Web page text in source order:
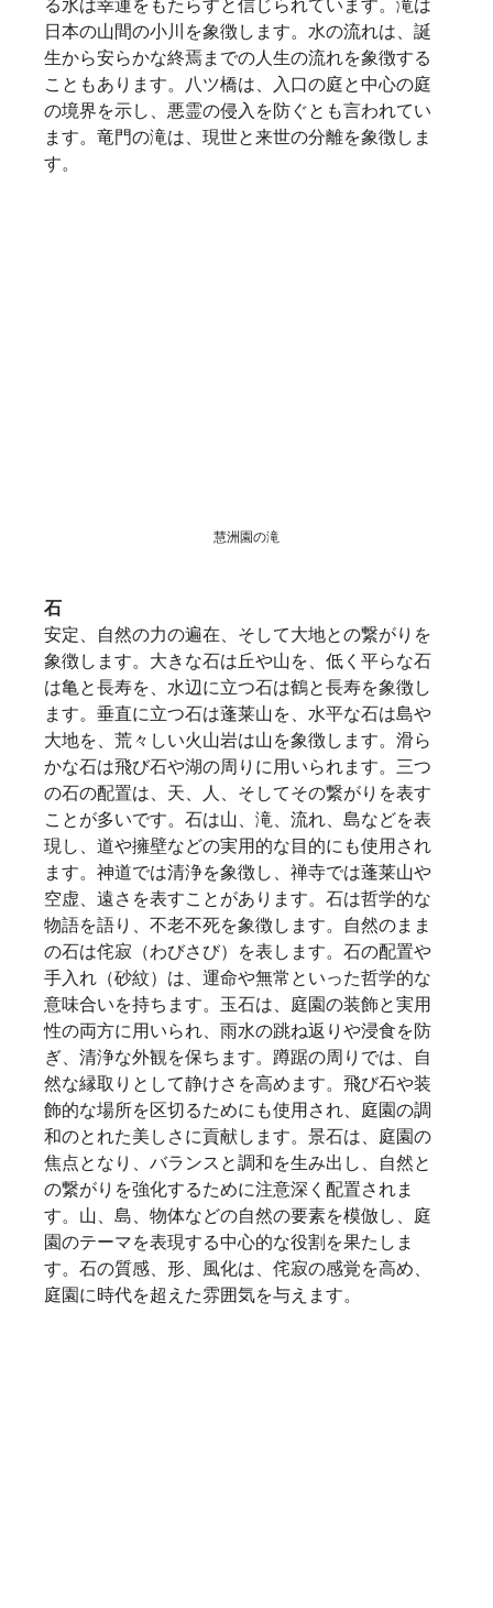
日本の山間の小川を象徴します。水の流れは、誕
生から安らかな終焉までの人生の流れを象徴する
こともあります。八ツ橋は、入口の庭と中心の庭
の境界を示し、悪霊の侵入を防ぐとも言われてい
ます。竜門の滝は、現世と来世の分離を象徴しま
す。
慧洲園の滝
石
安定、自然の力の遍在、そして大地との繋がりを
象徴します。大きな石は丘や山を、低く平らな石
は亀と長寿を、水辺に立つ石は鶴と長寿を象徴し
ます。垂直に立つ石は蓬莱山を、水平な石は島や
大地を、荒々しい火山岩は山を象徴します。滑ら
かな石は飛び石や湖の周りに用いられます。三つ
の石の配置は、天、人、そしてその繋がりを表す
ことが多いです。石は山、滝、流れ、島などを表
現し、道や擁壁などの実用的な目的にも使用され
ます。神道では清浄を象徴し、禅寺では蓬莱山や
空虚、遠さを表すことがあります。石は哲学的な
物語を語り、不老不死を象徴します。自然のまま
の石は侘寂（わびさび）を表します。石の配置や
手入れ（砂紋）は、運命や無常といった哲学的な
意味合いを持ちます。玉石は、庭園の装飾と実用
性の両方に用いられ、雨水の跳ね返りや浸食を防
ぎ、清浄な外観を保ちます。蹲踞の周りでは、自
然な縁取りとして静けさを高めます。飛び石や装
飾的な場所を区切るためにも使用され、庭園の調
和のとれた美しさに貢献します。景石は、庭園の
焦点となり、バランスと調和を生み出し、自然と
の繋がりを強化するために注意深く配置されま
す。山、島、物体などの自然の要素を模倣し、庭
園のテーマを表現する中心的な役割を果たしま
す。石の質感、形、風化は、侘寂の感覚を高め、
庭園に時代を超えた雰囲気を与えます。